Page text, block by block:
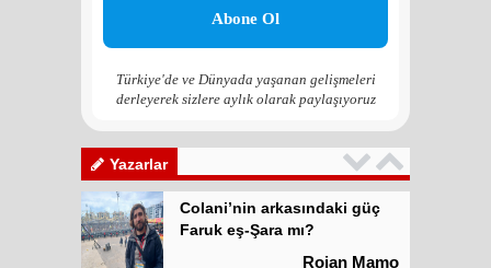
Türkiye'de ve Dünyada yaşanan gelişmeleri
derleyerek sizlere aylık olarak paylaşıyoruz
Yazarlar
Çözüm Süreci’nin yeniden
Kadına şiddet “Devlet” eliyle
meşrulaştırılıyor
Atilla Yüceak
Colani’nin arkasındaki güç
Faruk eş-Şara mı?
Rojan Mamo